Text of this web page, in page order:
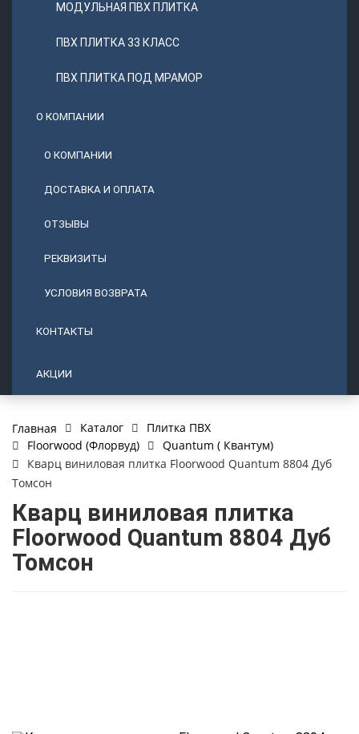
МОДУЛЬНАЯ ПВХ ПЛИТКА
ПВХ ПЛИТКА 33 КЛАСС
ПВХ ПЛИТКА ПОД МРАМОР
О КОМПАНИИ
О КОМПАНИИ
ДОСТАВКА И ОПЛАТА
ОТЗЫВЫ
РЕКВИЗИТЫ
УСЛОВИЯ ВОЗВРАТА
КОНТАКТЫ
АКЦИИ
Главная Каталог
Плитка ПВХ
Floorwood (Флорвуд)
Quantum ( Квантум)
Кварц виниловая плитка Floorwood Quantum 8804 Дуб
Томсон
Кварц виниловая плитка
Floorwood Quantum 8804 Дуб
Томсон